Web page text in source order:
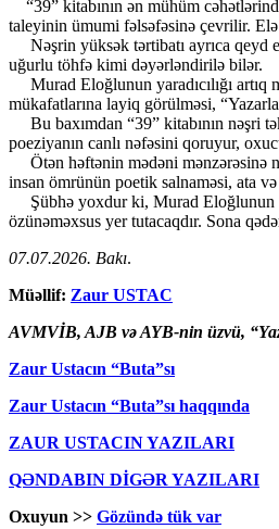
“39” kitabının ən mühüm
taleyinin ümumi fəlsəfəsinə çevrilir.
Nəşrin yüksək tərtibatı ayrıca qeyd
uğurlu töhfə kimi dəyərləndirilə bilər.
Murad Eloğlunun yaradıcılığı
mükafatlarına layiq görülməsi,
Bu baxımdan “39” kitabının nəşri
poeziyanın canlı nəfəsini qoruyur,
Ötən həftənin mədəni mənzərəsinə
insan ömrünün poetik salnaməsi, ata
Şübhə yoxdur ki, Murad Eloğlunun
özünəməxsus yer tutacaqdır. Sona
07.07.2026. Bakı.
Müəllif: Zaur USTAC
AVMVİB, AJB və AYB-nin üzvü,
Zaur Ustacın “Buta”sı
Zaur Ustacın “Buta”sı haqqında
ZAUR USTACIN YAZILARI
QƏNDABIN DİGƏR YAZILARI
Oxuyun >> Gözündə tük var